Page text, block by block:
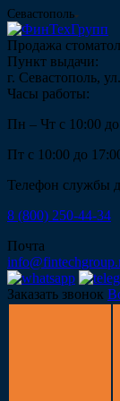
Севастополь
Продажа
Пункт выдачи:
г. Севастополь,
Часы работы:
Пн – Чт с 10:00
Пт с 10:00 до
Телефон службы
8 (800) 250-44-34
Почта
Заказать звонок